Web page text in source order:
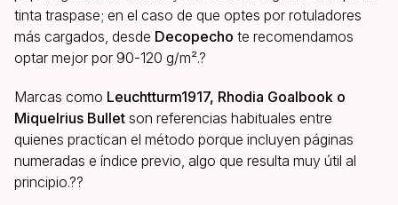
tinta traspase; en el caso de que optes por rotuladores
más cargados, desde Decopecho te recomendamos
optar mejor por 90-120 g/m².?
Marcas como Leuchtturm1917, Rhodia Goalbook o
Miquelrius Bullet son referencias habituales entre
quienes practican el método porque incluyen páginas
numeradas e índice previo, algo que resulta muy útil al
principio.??